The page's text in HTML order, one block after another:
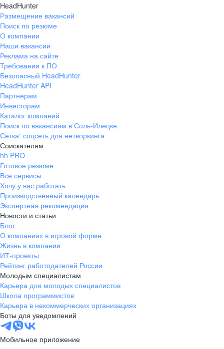
HeadHunter
Размещение вакансий
Поиск по резюме
О компании
Наши вакансии
Реклама на сайте
Требования к ПО
Безопасный HeadHunter
HeadHunter API
Партнерам
Инвесторам
Каталог компаний
Поиск по вакансиям в Соль-Илецке
Сетка: соцсеть для нетворкинга
Соискателям
hh PRO
Готовое резюме
Все сервисы
Хочу у вас работать
Производственный календарь
Экспертная рекомендация
Новости и статьи
Блог
О компаниях в игровой форме
Жизнь в компании
ИТ-проекты
Рейтинг работодателей России
Молодым специалистам
Карьера для молодых специалистов
Школа программистов
Карьера в некоммерческих организациях
Боты для уведомлений
Мобильное приложение